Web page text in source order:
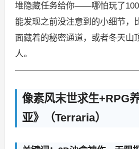
堆隐藏任务给你——哪怕玩了
能发现之前没注意到的小细节，
面藏着的秘密通道，或者冬天山
人。
像素风末世求生+RPG
亚》（Terraria）